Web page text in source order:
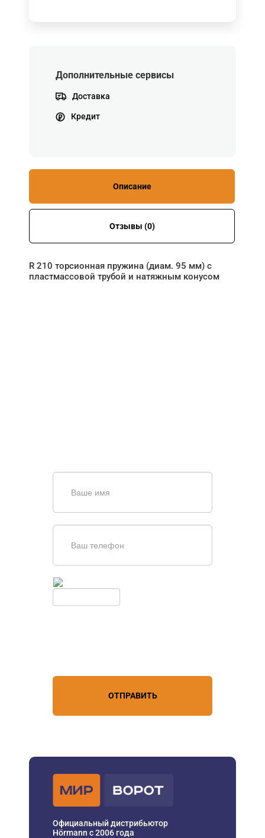
Дополнительные сервисы
Доставка
Кредит
Описание
Отзывы (0)
R 210 торсионная пружина (диам. 95 мм) с
пластмассовой трубой и натяжным конусом
ОТПРАВИТЬ
Официальный дистрибьютор
Hörmann с 2006 года